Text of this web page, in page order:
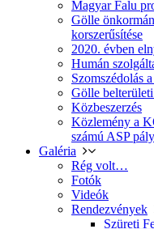
Magyar Falu
Gölle
korszerűsítése
2020. évben
Humán
Szomszédolás
Gölle
Közbeszerzés
Közlemény a
számú ASP
Galéria
Rég volt…
Fotók
Videók
Rendezvények
Szüreti